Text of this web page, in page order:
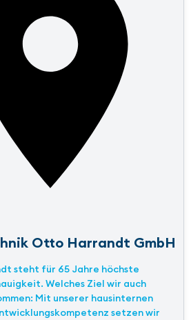
Otto Harrandt GmbH
steht für 65 Jahre höchste
Welches Ziel wir auch
Mit unserer hausinternen
setzen wir